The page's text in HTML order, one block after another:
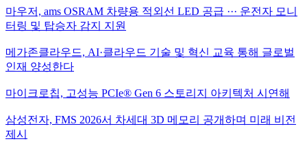
마우저, ams OSRAM 차량용 적외선 LED 공급 ··· 운전자 모니
터링 및 탑승자 감지 지원
메가존클라우드, AI·클라우드 기술 및 혁신 교육 통해 글로벌
인재 양성한다
마이크로칩, 고성능 PCIe® Gen 6 스토리지 아키텍처 시연해
삼성전자, FMS 2026서 차세대 3D 메모리 공개하며 미래 비전
제시